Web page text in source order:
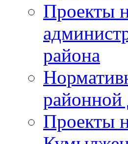
Проекты
района
Проекты